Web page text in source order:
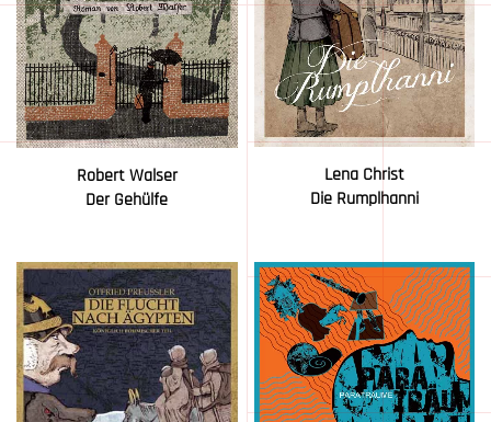
Robert Walser
Der Gehülfe
Lena Christ
Die Rumplhanni